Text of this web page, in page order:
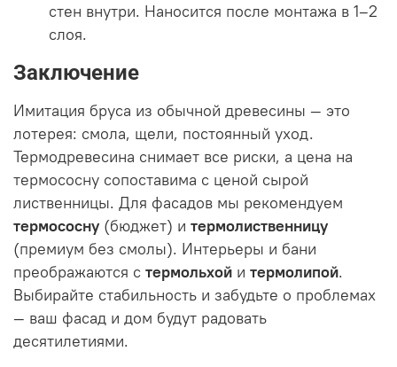
стен внутри. Наносится после монтажа в 1–2
слоя.
Заключение
Имитация бруса из обычной древесины — это
лотерея: смола, щели, постоянный уход.
Термодревесина снимает все риски, а цена на
термососну сопоставима с ценой сырой
лиственницы. Для фасадов мы рекомендуем
термососну (бюджет) и термолиственницу
(премиум без смолы). Интерьеры и бани
преображаются с термольхой и термолипой.
Выбирайте стабильность и забудьте о проблемах
— ваш фасад и дом будут радовать
десятилетиями.